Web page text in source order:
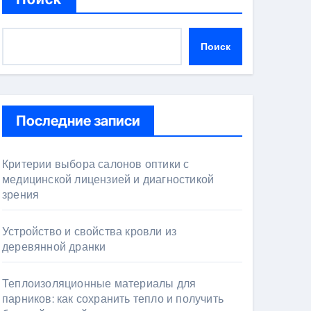
Поиск
Последние записи
Критерии выбора салонов оптики с
медицинской лицензией и диагностикой
зрения
Устройство и свойства кровли из
деревянной дранки
Теплоизоляционные материалы для
парников: как сохранить тепло и получить